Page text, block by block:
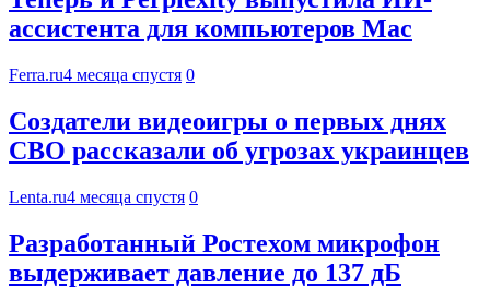
ассистента для компьютеров Mac
Ferra.ru4 месяца спустя 0
Создатели видеоигры о первых днях
СВО рассказали об угрозах украинцев
Lenta.ru4 месяца спустя 0
Разработанный Ростехом микрофон
выдерживает давление до 137 дБ